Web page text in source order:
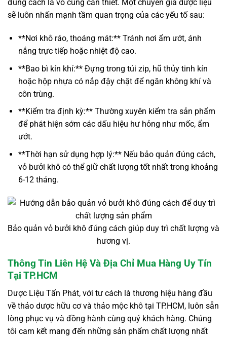
đúng cách là vô cùng cần thiết. Một chuyên gia dược liệu
sẽ luôn nhấn mạnh tầm quan trọng của các yếu tố sau:
**Nơi khô ráo, thoáng mát:** Tránh nơi ẩm ướt, ánh
nắng trực tiếp hoặc nhiệt độ cao.
**Bao bì kín khí:** Đựng trong túi zip, hũ thủy tinh kín
hoặc hộp nhựa có nắp đậy chặt để ngăn không khí và
côn trùng.
**Kiểm tra định kỳ:** Thường xuyên kiểm tra sản phẩm
để phát hiện sớm các dấu hiệu hư hỏng như mốc, ẩm
ướt.
**Thời hạn sử dụng hợp lý:** Nếu bảo quản đúng cách,
vỏ bưởi khô có thể giữ chất lượng tốt nhất trong khoảng
6-12 tháng.
Bảo quản vỏ bưởi khô đúng cách giúp duy trì chất lượng và
hương vị.
Thông Tin Liên Hệ Và Địa Chỉ Mua Hàng Uy Tín
Tại TP.HCM
Dược Liệu Tấn Phát, với tư cách là thương hiệu hàng đầu
về thảo dược hữu cơ và thảo mộc khô tại TP.HCM, luôn sẵn
lòng phục vụ và đồng hành cùng quý khách hàng. Chúng
tôi cam kết mang đến những sản phẩm chất lượng nhất